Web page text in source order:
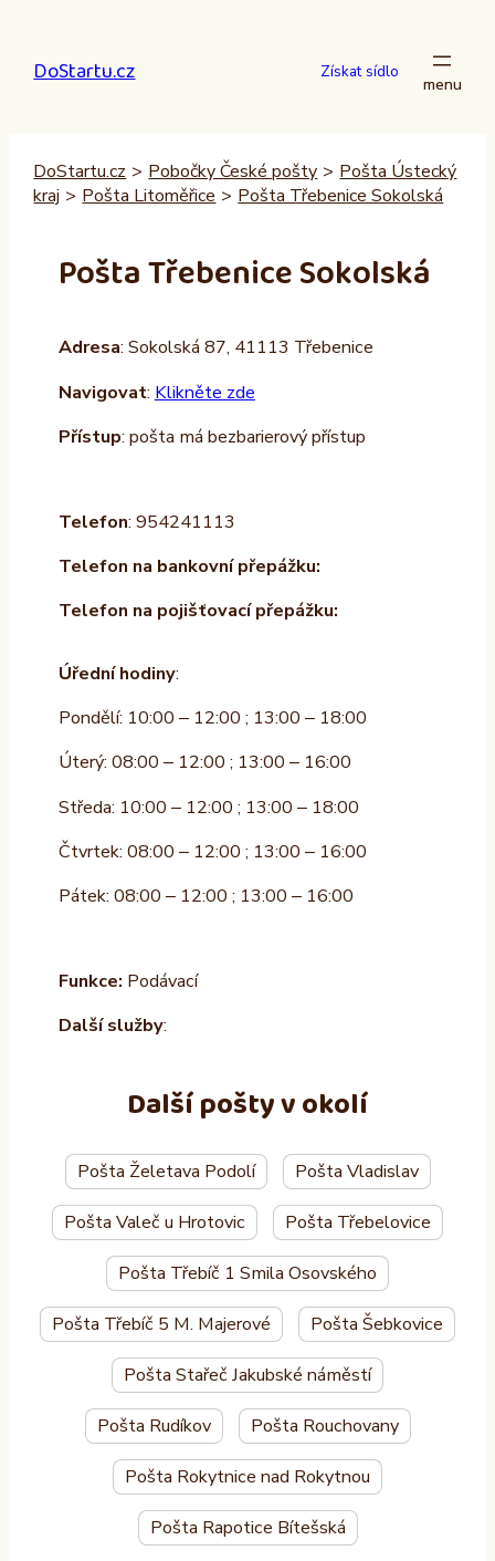
obsah
DoStartu.cz Získat sídlo
DoStartu.cz > Pobočky České pošty > Pošta Ústecký
kraj > Pošta Litoměřice > Pošta Třebenice Sokolská
Pošta Třebenice Sokolská
Adresa: Sokolská 87, 41113 Třebenice
Navigovat: Klikněte zde
Přístup: pošta má bezbarierový přístup
Telefon: 954241113
Telefon na bankovní přepážku:
Telefon na pojišťovací přepážku:
Úřední hodiny:
Pondělí: 10:00 – 12:00 ; 13:00 – 18:00
Úterý: 08:00 – 12:00 ; 13:00 – 16:00
Středa: 10:00 – 12:00 ; 13:00 – 18:00
Čtvrtek: 08:00 – 12:00 ; 13:00 – 16:00
Pátek: 08:00 – 12:00 ; 13:00 – 16:00
Funkce: Podávací
Další služby:
Další pošty v okolí
Pošta Želetava Podolí Pošta Vladislav
Pošta Valeč u Hrotovic Pošta Třebelovice
Pošta Třebíč 1 Smila Osovského
Pošta Třebíč 5 M. Majerové Pošta Šebkovice
Pošta Stařeč Jakubské náměstí
Pošta Rudíkov Pošta Rouchovany
Pošta Rokytnice nad Rokytnou
Pošta Rapotice Bítešská